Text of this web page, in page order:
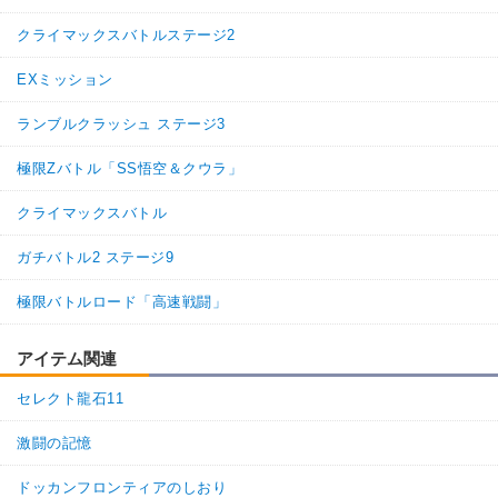
クライマックスバトルステージ2
EXミッション
ランブルクラッシュ ステージ3
極限Zバトル「SS悟空＆クウラ」
クライマックスバトル
ガチバトル2 ステージ9
極限バトルロード「高速戦闘」
アイテム関連
セレクト龍石11
激闘の記憶
ドッカンフロンティアのしおり